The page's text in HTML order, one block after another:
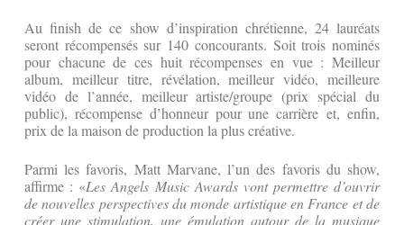
Au finish de ce show d’inspiration chrétienne, 24 lauréats
seront récompensés sur 140 concourants. Soit trois nominés
pour chacune de ces huit récompenses en vue : Meilleur
album, meilleur titre, révélation, meilleur vidéo, meilleure
vidéo de l’année, meilleur artiste/groupe (prix spécial du
public), récompense d’honneur pour une carrière et, enfin,
prix de la maison de production la plus créative.
Parmi les favoris, Matt Marvane, l’un des favoris du show,
affirme : «Les Angels Music Awards vont permettre d’ouvrir
de nouvelles perspectives du monde artistique en France et de
créer une stimulation, une émulation autour de la musique